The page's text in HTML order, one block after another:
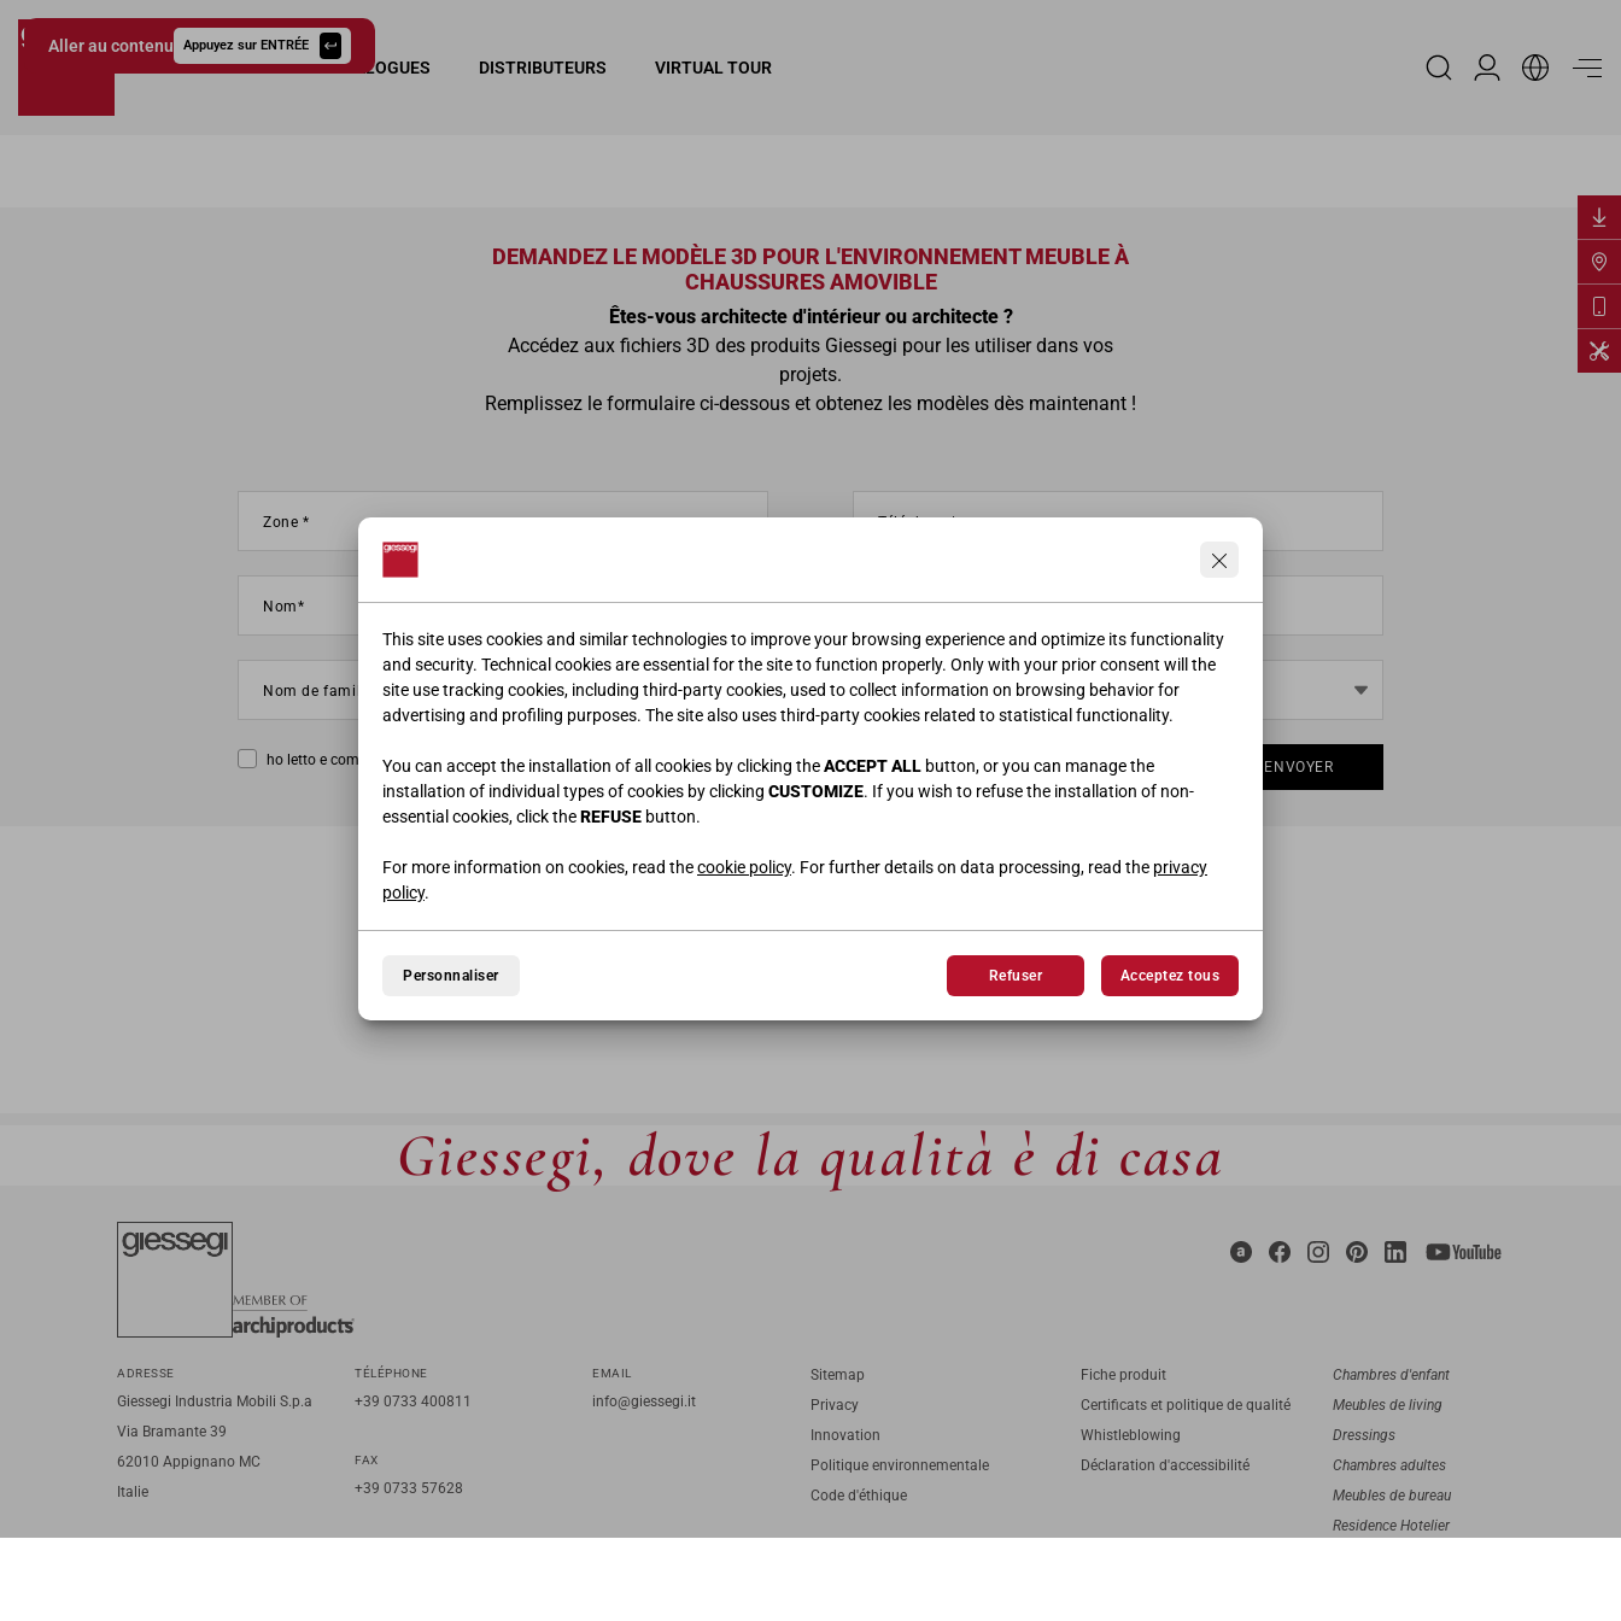
This site uses cookies and similar technologies to improve your browsing experience and optimize its functionality
and security. Technical cookies are essential for the site to function properly. Only with your prior consent will the
site use tracking cookies, including third-party cookies, used to collect information on browsing behavior for
advertising and profiling purposes. The site also uses third-party cookies related to statistical functionality.
You can accept the installation of all cookies by clicking theACCEPT ALL button, or you can manage the
installation of individual types of cookies by clicking CUSTOMIZE. If you wish to refuse the installation of non-
essential cookies, click theREFUSE button.
For more information on cookies, read thecookie policy. For further details on data processing, read the privacy
policy.
Personnaliser Refuser Acceptez tous
Aller au contenu Appuyez sur ENTRÉE
COLLECTIONS CATALOGUES DISTRIBUTEURS VIRTUAL TOUR
Espace
DEMANDEZ LE MODÈLE 3D POUR L'ENVIRONNEMENT MEUBLE À
CHAUSSURES AMOVIBLE
Êtes-vous architecte d'intérieur ou architecte ?
Accédez aux fichiers 3D des produits Giessegi pour les utiliser dans vos
projets.
Remplissez le formulaire ci-dessous et obtenez les modèles dès maintenant !
ho letto e compreso la privacy policy ENVOYER
Giessegi, dove la qualità è di casa
ADRESSE
Giessegi Industria Mobili S.p.a
Via Bramante 39
62010 Appignano MC
Italie
TÉLÉPHONE
+39 0733 400811
FAX
+39 0733 57628
EMAIL
info@giessegi.it
Sitemap
Privacy
Innovation
Politique environnementale
Code d'éthique
Fiche produit
Certificats et politique de qualité
Whistleblowing
Déclaration d'accessibilité
Chambres d'enfant
Meubles de living
Dressings
Chambres adultes
Meubles de bureau
Residence Hotelier